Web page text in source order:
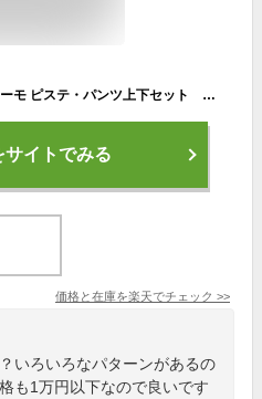
アンブロ UMBRO ラインドサーモ ピステ・パンツ上下セット 裏地:トリコット起毛 UUUQJF32/UUUQJG31 プルオーバー ウインドブレーカー上下セット セットアップ メンズ ユニセックス セール サッカー フットサル 秋冬モデル
サイトでみる
価格と在庫を楽天でチェック >>
いろいろなパターンがあるの
も1万円以下なので良いです